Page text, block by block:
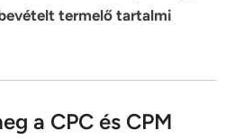
termelő tartalmi
a CPC és CPM